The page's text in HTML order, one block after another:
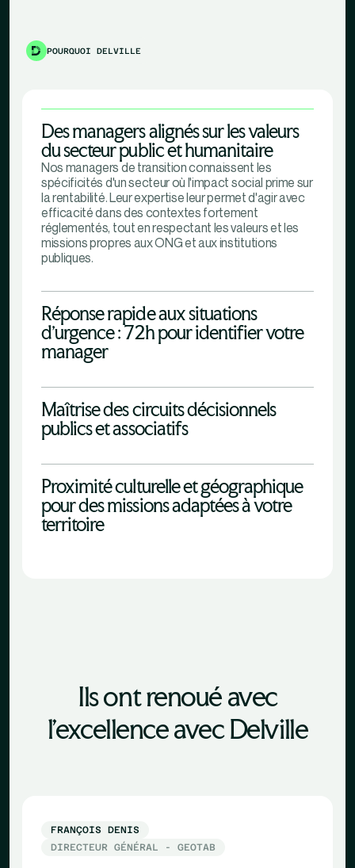
POURQUOI DELVILLE
Des managers alignés sur les valeurs
du secteur public et humanitaire
Nos managers de transition connaissent les
spécificités d'un secteur où l'impact social prime sur
la rentabilité. Leur expertise leur permet d'agir avec
efficacité dans des contextes fortement
réglementés, tout en respectant les valeurs et les
missions propres aux ONG et aux institutions
publiques.
Réponse rapide aux situations
d'urgence : 72h pour identifier votre
manager
Maîtrise des circuits décisionnels
publics et associatifs
Proximité culturelle et géographique
pour des missions adaptées à votre
territoire
Ils ont renoué avec
l'excellence avec Delville
FRANÇOIS DENIS
DIRECTEUR GÉNÉRAL - GEOTAB